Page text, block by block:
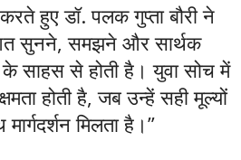
करते हुए डॉ. पलक गुप्ता बौरी ने
सुनने, समझने और सार्थक
के साहस से होती है। युवा सोच में
होती है, जब उन्हें सही मूल्यों
मिलता है।”